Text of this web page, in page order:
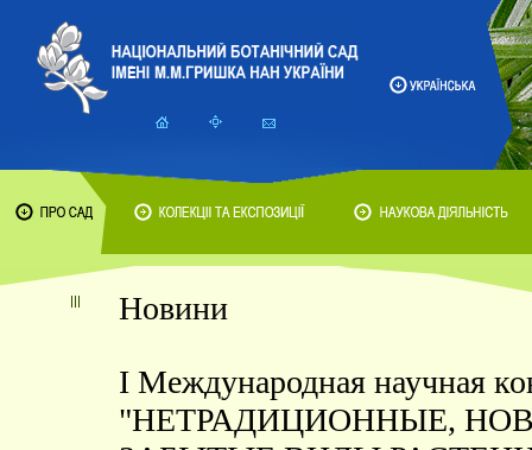
Новини
I Международная научная
"НЕТРАДИЦИОННЫЕ,